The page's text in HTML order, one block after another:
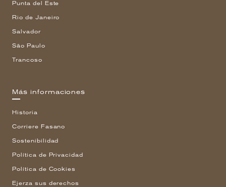
Punta del Este
Rio de Janeiro
Salvador
São Paulo
Trancoso
Más informaciones
Historia
Corriere Fasano
Sostenibilidad
Política de Privacidad
Política de Cookies
Ejerza sus derechos